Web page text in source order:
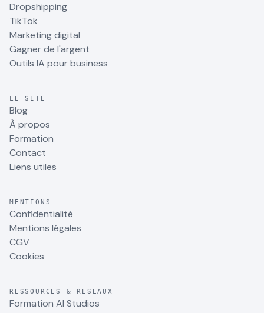
Dropshipping
TikTok
Marketing digital
Gagner de l'argent
Outils IA pour business
LE SITE
Blog
À propos
Formation
Contact
Liens utiles
MENTIONS
Confidentialité
Mentions légales
CGV
Cookies
RESSOURCES & RÉSEAUX
Formation AI Studios